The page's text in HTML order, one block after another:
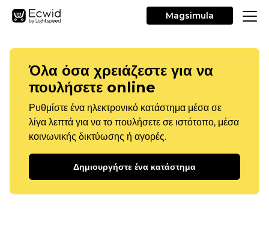
Magsimula
Όλα όσα χρειάζεστε για να
πουλήσετε online
Ρυθμίστε ένα ηλεκτρονικό κατάστημα μέσα σε
λίγα λεπτά για να το πουλήσετε σε ιστότοπο, μέσα
κοινωνικής δικτύωσης ή αγορές.
Δημιουργήστε ένα κατάστημα